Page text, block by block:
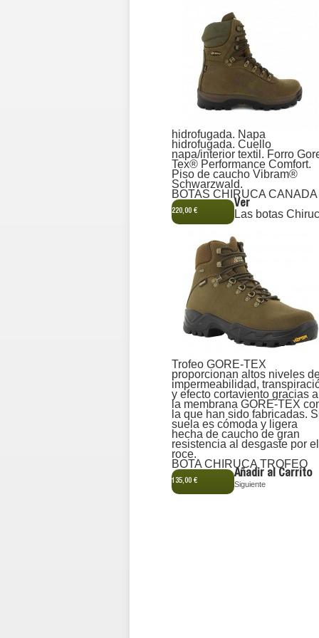
hidrofugada. Napa
hidrofugada. Cuello
napa/interior textil. Forro
Tex® Performance Comfort.
Piso de caucho Vibram®
Schwarzwald.
BOTAS CHIRUCA CANADA
220,00 €
Ver
Las botas
Trofeo GORE-TEX
proporcionan altos niveles
impermeabilidad,
y efecto cortaviento gracias a
la membrana GORE-TEX
la que han sido fabricadas.
suela es cómoda y ligera
hecha de caucho de gran
resistencia al desgaste por el
roce.
BOTA CHIRUCA TROFEO
135,00 €
Añadir al Carrito
Siguiente